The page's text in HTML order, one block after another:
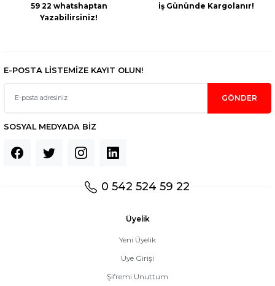
59 22 whatshaptan
Yazabilirsiniz!
İş Gününde Kargolanır!
E-POSTA LİSTEMİZE KAYIT OLUN!
GÖNDER
SOSYAL MEDYADA BİZ
0 542 524 59 22
Üyelik
Yeni Üyelik
Üye Girişi
Şifremi Unuttum